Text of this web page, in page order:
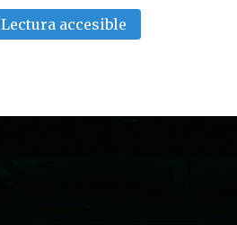
Lectura accesible